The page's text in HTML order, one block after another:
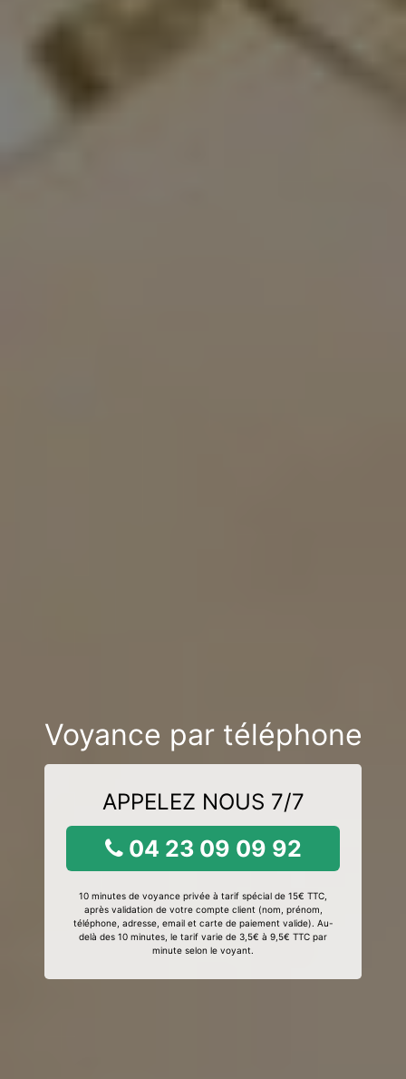
Voyance par téléphone
APPELEZ NOUS 7/7
04 23 09 09 92
10 minutes de voyance privée à tarif spécial de 15€ TTC,
après validation de votre compte client (nom, prénom,
téléphone, adresse, email et carte de paiement valide). Au-
delà des 10 minutes, le tarif varie de 3,5€ à 9,5€ TTC par
minute selon le voyant.